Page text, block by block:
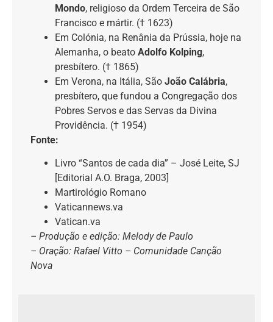
Mondo, religioso da Ordem Terceira de São
Francisco e mártir. († 1623)
Em Colónia, na Renânia da Prússia, hoje na
Alemanha, o beato Adolfo Kolping,
presbítero. († 1865)
Em Verona, na Itália, São João Calábria,
presbítero, que fundou a Congregação dos
Pobres Servos e das Servas da Divina
Providência. († 1954)
Fonte:
Livro “Santos de cada dia” – José Leite, SJ
[Editorial A.O. Braga, 2003]
Martirológio Romano
Vaticannews.va
Vatican.va
– Produção e edição: Melody de Paulo
– Oração: Rafael Vitto – Comunidade Canção
Nova